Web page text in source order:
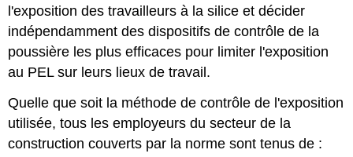
l'exposition des travailleurs à la silice et décider
indépendamment des dispositifs de contrôle de la
poussière les plus efficaces pour limiter l'exposition
au PEL sur leurs lieux de travail.
Quelle que soit la méthode de contrôle de l'exposition
utilisée, tous les employeurs du secteur de la
construction couverts par la norme sont tenus de :